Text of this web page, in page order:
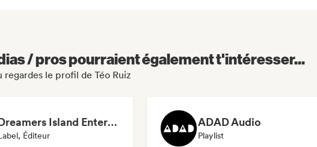
/ pros pourraient également t'intéresser...
regardes le profil de Téo Ruiz
Dreamers Island Entertainment
Éditeur
ADAD Audio
Playlist